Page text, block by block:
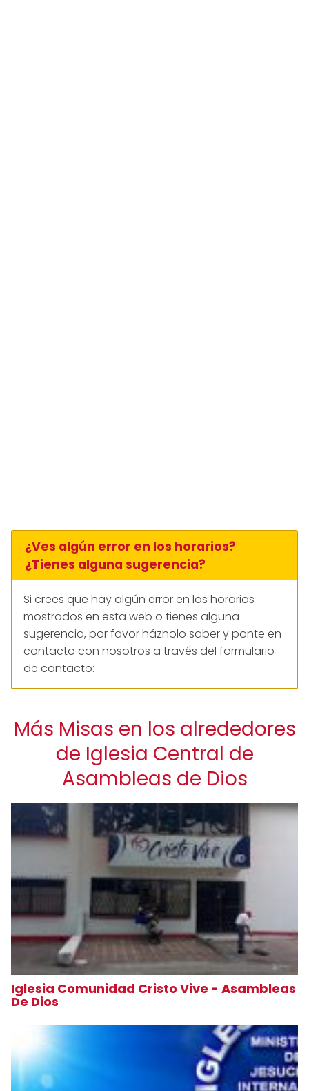
¿Ves algún error en los horarios?
¿Tienes alguna sugerencia?
Si crees que hay algún error en los horarios
mostrados en esta web o tienes alguna
sugerencia, por favor háznolo saber y ponte en
contacto con nosotros a través del formulario
de contacto:
Más Misas en los alrededores
de Iglesia Central de
Asambleas de Dios
Iglesia Comunidad Cristo Vive - Asambleas
De Dios